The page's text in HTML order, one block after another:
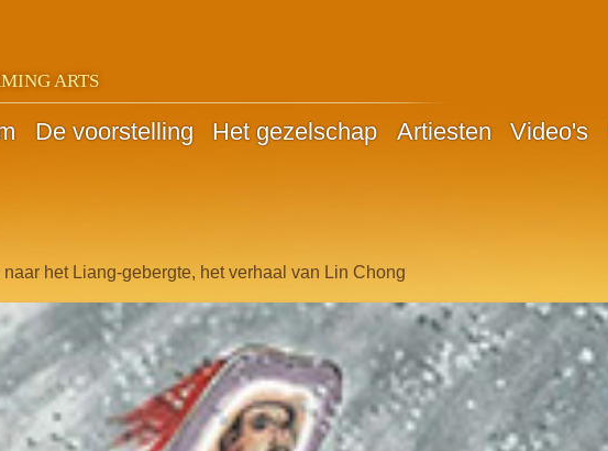
ARTS
De voorstelling Het gezelschap Artiesten Video's
naar het Liang-gebergte, het verhaal van Lin Chong